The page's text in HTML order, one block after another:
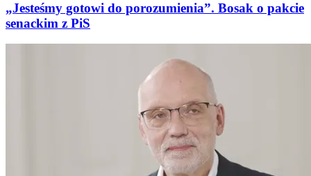
„Jesteśmy gotowi do porozumienia”. Bosak o pakcie
senackim z PiS